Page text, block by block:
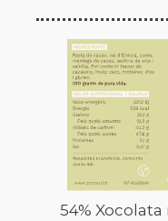
54%